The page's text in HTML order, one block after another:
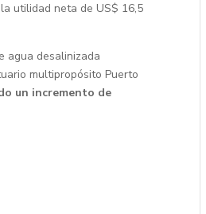
utilidad neta de US$ 16,5
agua desalinizada
multipropósito Puerto
un incremento de